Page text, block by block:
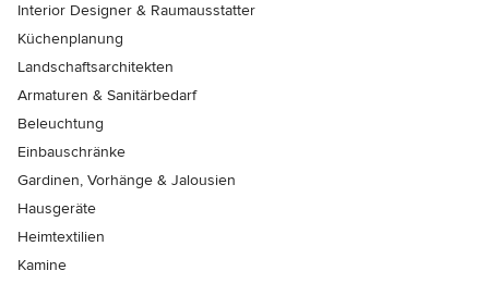
Interior Designer & Raumausstatter
Küchenplanung
Landschaftsarchitekten
Armaturen & Sanitärbedarf
Beleuchtung
Einbauschränke
Gardinen, Vorhänge & Jalousien
Hausgeräte
Heimtextilien
Kamine